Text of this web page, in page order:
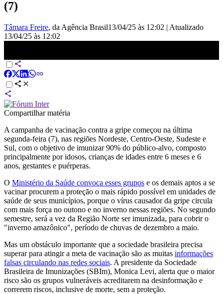
(7)
Tâmara Freire, da Agência Brasil13/04/25 às 12:02 | Atualizado
13/04/25 às 12:02
Compartilhar matéria
A campanha de vacinação contra a gripe começou na última
segunda-feira (7), nas regiões Nordeste, Centro-Oeste, Sudeste e
Sul, com o objetivo de imunizar 90% do público-alvo, composto
principalmente por idosos, crianças de idades entre 6 meses e 6
anos, gestantes e puérperas.
O Ministério da Saúde convoca esses grupos e os demais aptos a se
vacinar procurem a proteção o mais rápido possível em unidades de
saúde de seus municípios, porque o vírus causador da gripe circula
com mais força no outono e no inverno nessas regiões. No segundo
semestre, será a vez da Região Norte ser imunizada, para cobrir o
"inverno amazônico", período de chuvas de dezembro a maio.
Mas um obstáculo importante que a sociedade brasileira precisa
superar para atingir a meta de vacinação são as muitas informações
falsas circulando nas redes sociais. A presidente da Sociedade
Brasileira de Imunizações (SBIm), Monica Levi, alerta que o maior
risco são os grupos vulneráveis acreditarem na desinformação e
correrem riscos, inclusive de morte, sem a proteção.